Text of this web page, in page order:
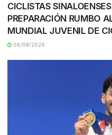
CICLISTAS
PREPARACIÓN RUMBO
MUNDIAL JUVENIL DE
06/08/2026